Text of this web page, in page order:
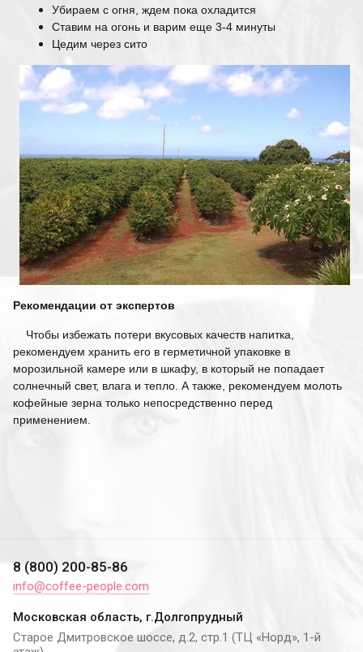
Убираем с огня, ждем пока охладится
Ставим на огонь и варим еще 3-4 минуты
Цедим через сито
Рекомендации от экспертов
Чтобы избежать потери вкусовых качеств напитка,
рекомендуем хранить его в герметичной упаковке в
морозильной камере или в шкафу, в который не попадает
солнечный свет, влага и тепло. А также, рекомендуем молоть
кофейные зерна только непосредственно перед
применением.
8 (800) 200-85-86
info@coffee-people.com
Московская область, г.Долгопрудный
Старое Дмитровское шоссе, д.2, стр.1 (ТЦ «Норд», 1-й